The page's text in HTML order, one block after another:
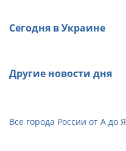
Сегодня в Украине
Другие новости дня
Все города России от А до Я